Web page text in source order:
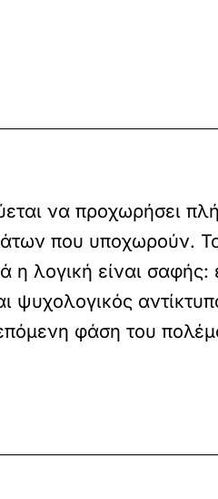
να προχωρήσει
που υποχωρούν.
η λογική είναι σαφής:
ψυχολογικός
φάση του